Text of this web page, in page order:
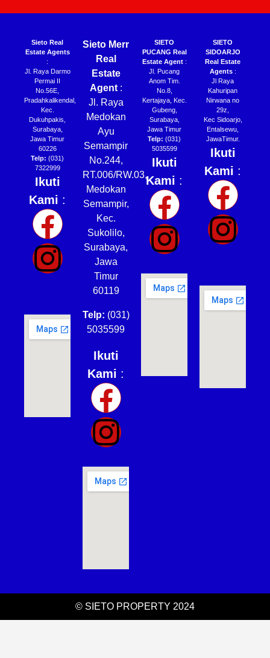
Sieto Real
Estate Agents
:
Jl. Raya Darmo
Permai II
No.56E,
Pradahkalikendal,
Kec.
Dukuhpakis,
Surabaya,
Jawa Timur
60226
Telp: (031)
7322999
Ikuti
Kami :
Sieto Merr
Real
Estate
Agent:
Jl. Raya
Medokan
Ayu
Semampir
No.244,
RT.006/RW.03,
Medokan
Semampir,
Kec.
Sukolilo,
Surabaya,
Jawa
Timur
60119
Telp: (031)
5035599
Ikuti
Kami :
SIETO
PUCANG Real
Estate Agent:
Jl. Pucang
Anom Tim.
No.8,
Kertajaya, Kec.
Gubeng,
Surabaya,
Jawa Timur
Telp: (031)
5035599
Ikuti
Kami :
SIETO
SIDOARJO
Real Estate
Agents:
Jl Raya
Kahuripan
Nirwana no
29z,
Kec Sidoarjo,
Entalsewu,
JawaTimur.
Ikuti
Kami :
© SIETO PROPERTY 2024